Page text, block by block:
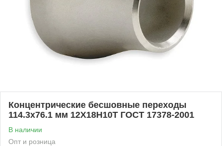
Концентрические бесшовные переходы
114.3x76.1 мм 12Х18Н10Т ГОСТ 17378-2001
В наличии
Опт и розница